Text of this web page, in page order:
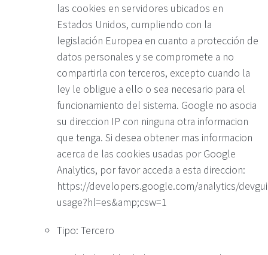
las cookies en servidores ubicados en
Estados Unidos, cumpliendo con la
legislación Europea en cuanto a protección de
datos personales y se compromete a no
compartirla con terceros, excepto cuando la
ley le obligue a ello o sea necesario para el
funcionamiento del sistema. Google no asocia
su direccion IP con ninguna otra informacion
que tenga. Si desea obtener mas informacion
acerca de las cookies usadas por Google
Analytics, por favor acceda a esta direccion:
https://developers.google.com/analytics/
usage?hl=es&amp;csw=1
Tipo: Tercero